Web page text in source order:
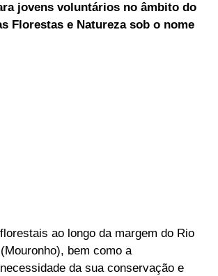
jovens voluntários no âmbito do
Florestas e Natureza sob o nome
ao longo da margem do Rio
bem como a
da sua conservação e